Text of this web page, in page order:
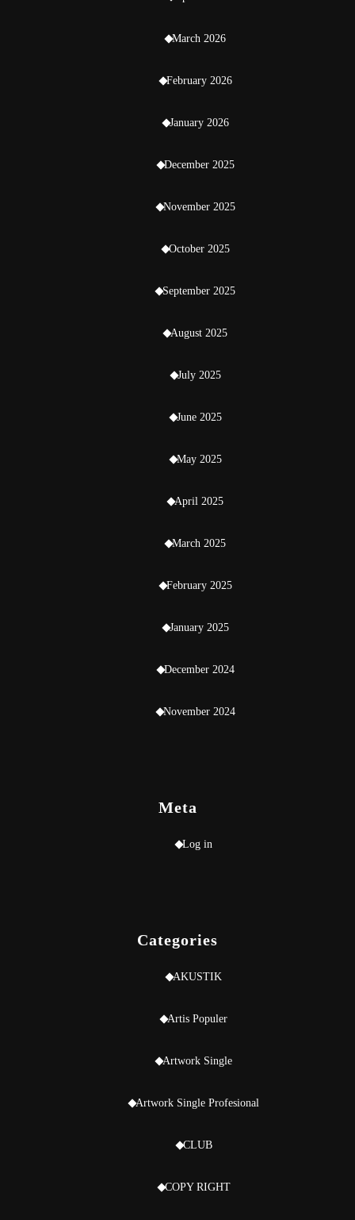
March 2026
February 2026
January 2026
December 2025
November 2025
October 2025
September 2025
August 2025
July 2025
June 2025
May 2025
April 2025
March 2025
February 2025
January 2025
December 2024
November 2024
Meta
Log in
Categories
AKUSTIK
Artis Populer
Artwork Single
Artwork Single Profesional
CLUB
COPY RIGHT